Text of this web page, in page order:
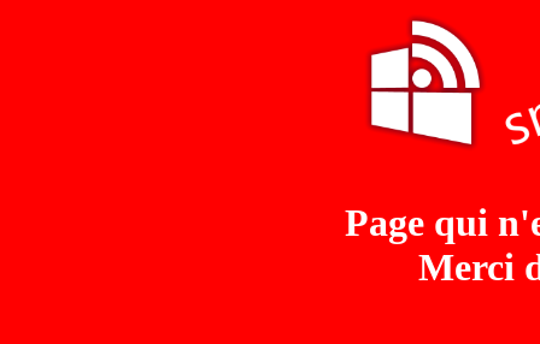
Page qui
Merci